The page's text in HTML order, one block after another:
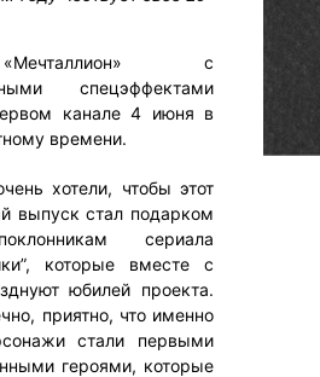
с
спецэффектами
канале 4 июня в
времени.
хотели, чтобы этот
выпуск стал подарком
сериала
которые вместе с
юбилей проекта.
приятно, что именно
стали первыми
героями, которые